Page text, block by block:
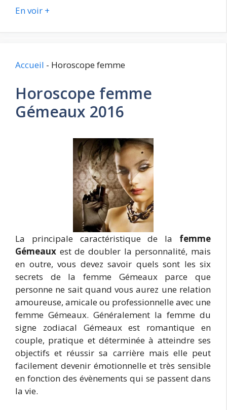
En voir +
Accueil - Horoscope femme
Horoscope femme
Gémeaux 2016
La principale caractéristique de la femme
Gémeaux est de doubler la personnalité, mais
en outre, vous devez savoir quels sont les six
secrets de la femme Gémeaux parce que
personne ne sait quand vous aurez une relation
amoureuse, amicale ou professionnelle avec une
femme Gémeaux. Généralement la femme du
signe zodiacal Gémeaux est romantique en
couple, pratique et déterminée à atteindre ses
objectifs et réussir sa carrière mais elle peut
facilement devenir émotionnelle et très sensible
en fonction des évènements qui se passent dans
la vie.